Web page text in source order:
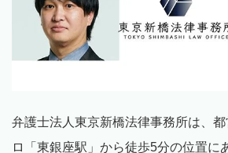
弁護士法人東京新橋法律事務所は、
ロ「東銀座駅」から徒歩5分の位置に